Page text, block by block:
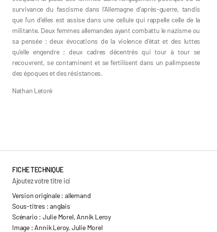
survivance du fascisme dans l’Allemagne d’après-guerre, tandis
que l’un d’elles est assise dans une cellule qui rappelle celle de la
militante. Deux femmes allemandes ayant combattu le nazisme ou
sa pensée ; deux évocations de la violence d’état et des luttes
qu’elle engendre ; deux cadres décentrés qui tour à tour se
recouvrent, se contaminent et se fertilisent dans un palimpseste
des époques et des résistances.
Nathan Letoré
FICHE TECHNIQUE
Ajoutez votre titre ici
Version originale : allemand
Sous-titres : anglais
Scénario : Julie Morel, Annik Leroy
Image : Annik Leroy, Julie Morel